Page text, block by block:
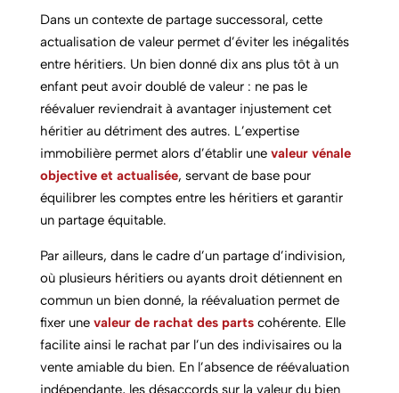
Dans un contexte de partage successoral, cette
actualisation de valeur permet d’éviter les inégalités
entre héritiers. Un bien donné dix ans plus tôt à un
enfant peut avoir doublé de valeur : ne pas le
réévaluer reviendrait à avantager injustement cet
héritier au détriment des autres. L’expertise
immobilière permet alors d’établir une valeur vénale
objective et actualisée, servant de base pour
équilibrer les comptes entre les héritiers et garantir
un partage équitable.
Par ailleurs, dans le cadre d’un partage d’indivision,
où plusieurs héritiers ou ayants droit détiennent en
commun un bien donné, la réévaluation permet de
fixer une valeur de rachat des parts cohérente. Elle
facilite ainsi le rachat par l’un des indivisaires ou la
vente amiable du bien. En l’absence de réévaluation
indépendante, les désaccords sur la valeur du bien